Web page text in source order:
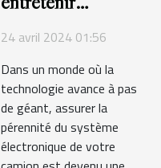
système
électronique de
votre camion
24 avril 2024 01:56
Dans un monde où la
technologie avance à pas
de géant, assurer la
pérennité du système
électronique de votre